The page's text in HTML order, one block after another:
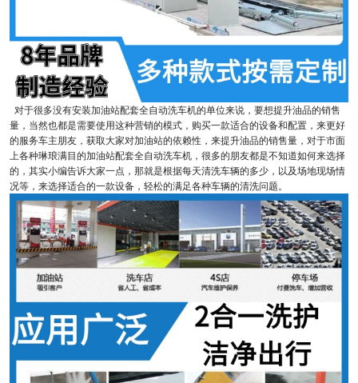
对于很多没有安装加油站配套全自动洗车机的单位来说，要想提升油品的销售
量，当然也都是需要使用这种营销的模式，购买一款适合的设备和配置，来更好
的服务车主朋友，获取大家对加油站的依赖性，来提升油品的销售量，对于市面
上各种琳琅满目的加油站配套全自动洗车机，很多的朋友都是不知道如何来选择
的，其实小编告诉大家一点，那就是根据每天清洗车辆的多少，以及场地现场情
况等，来选择适合的一款设备，轻松的满足各种车辆的清洗问题。